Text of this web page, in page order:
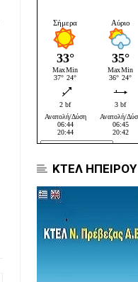
ΚΤΕΛ ΗΠΕΙΡΟΥ